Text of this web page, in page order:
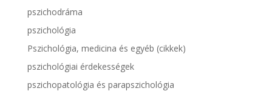
pszichodráma
pszichológia
Pszichológia, medicina és egyéb (cikkek)
pszichológiai érdekességek
pszichopatológia és parapszichológia